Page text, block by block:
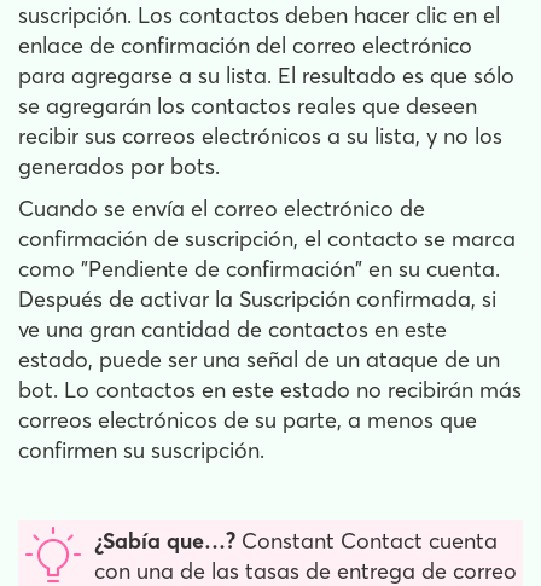
suscripción. Los contactos deben hacer clic en el
enlace de confirmación del correo electrónico
para agregarse a su lista. El resultado es que sólo
se agregarán los contactos reales que deseen
recibir sus correos electrónicos a su lista, y no los
generados por bots.
Cuando se envía el correo electrónico de
confirmación de suscripción, el contacto se marca
como "Pendiente de confirmación" en su cuenta.
Después de activar la Suscripción confirmada, si
ve una gran cantidad de contactos en este
estado, puede ser una señal de un ataque de un
bot. Lo contactos en este estado no recibirán más
correos electrónicos de su parte, a menos que
confirmen su suscripción.
¿Sabía que…? Constant Contact cuenta
con una de las tasas de entrega de correo